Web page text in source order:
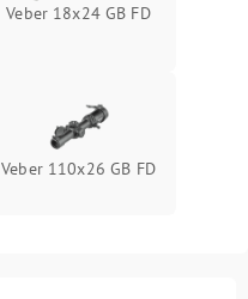
Veber 18x24 GB FD
Veber 110х26 GB FD